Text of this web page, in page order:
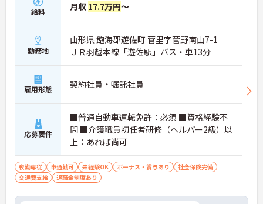
給料 月収 17.7万円～
勤務地
山形県 飽海郡遊佐町 菅里字菅野南山7-1
ＪＲ羽越本線「遊佐駅」バス・車13分
雇用形態 契約社員・嘱託社員
応募要件
■普通自動車運転免許：必須 ■資格経験不
問 ■介護職員初任者研修（ヘルパー2級）以
上：あれば尚可
夜勤専従 車通勤可 未経験OK ボーナス・賞与あり
社会保険完備
交通費支給
退職金制度あり